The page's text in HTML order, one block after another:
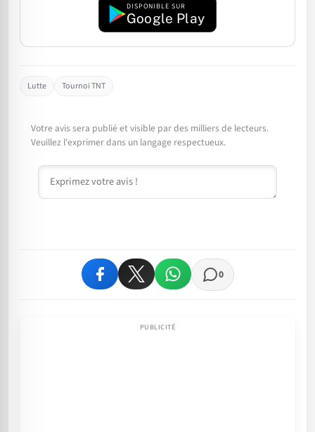
DISPONIBLE SUR
Google Play
Lutte Tournoi TNT
Votre avis sera publié et visible par des milliers de lecteurs.
Veuillez l'exprimer dans un langage respectueux.
Commentaire
0